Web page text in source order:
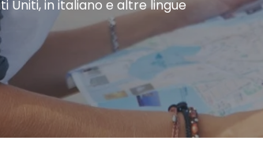
Uniti, in italiano e altre lingue